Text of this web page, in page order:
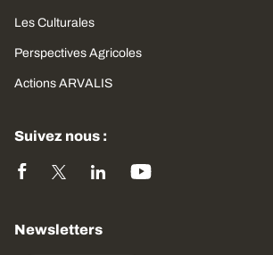
Les Culturales
Perspectives Agricoles
Actions ARVALIS
Suivez nous :
Newsletters